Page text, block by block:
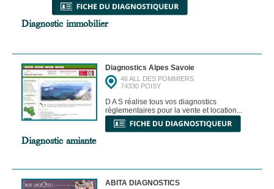
Diagnostic immobilier
Diagnostics Alpes Savoie
46 ALL DES POMMIERS
74330 POISY
D A S réalise tous vos diagnostics
règlementaires pour la vente et location...
Diagnostic amiante
ABITA DIAGNOSTICS